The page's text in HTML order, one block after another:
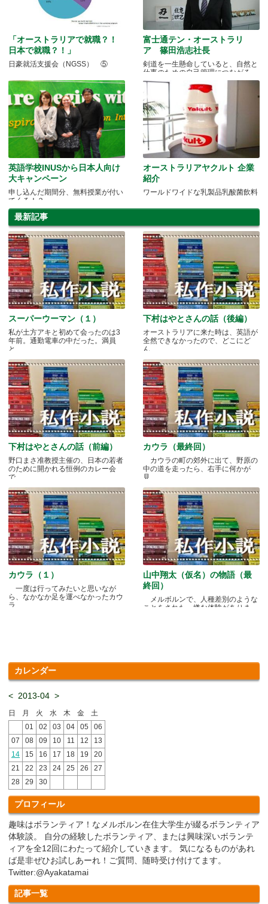
「オーストラリアで就職？！
日本で就職？！」
日豪就活支援会（NGSS） ⑤
富士通テン・オーストラリ
ア 篠田浩志社長
剣道を一生懸命していると、自然と
仕事のための自己管理につながる
英語学校INUSから日本人向け
大キャンペーン
申し込んだ期間分、無料授業が付い
てくる！？
オーストラリアヤクルト 企業
紹介
ワールドワイドな乳製品乳酸菌飲料
最新記事
スーパーウーマン（１）
私が土方アキと初めて会ったのは3
年前。通勤電車の中だった。満員
と.....
下村はやとさんの話（後編）
オーストラリアに来た時は、英語が
全然できなかったので、どこにど
ん.....
下村はやとさんの話（前編）
野口まさ准教授主催の、日本の若者
のために開かれる恒例のカレー会
で.....
カウラ（最終回）
カウラの町の郊外に出て、野原の
中の道を走ったら、右手に何かが
見.....
カウラ（１）
一度は行ってみたいと思いなが
ら、なかなか足を運べなかったカウ
ラ.....
山中翔太（仮名）の物語（最
終回）
メルボルンで、人種差別のような
ことをされた、嫌な体験がありま
カレンダー
< 2013-04 >
日 月 火 水 木 金
土
01
02 03 04 05
06
07
08 09 10 11 12
13
14
15 16 17 18 19
20
21
22 23 24 25 26
27
28
29 30
プロフィール
趣味はボランティア！なメルボルン在住大学生が綴るボランティア
体験談。 自分の経験したボランティア、または興味深いボランテ
ィアを全12回にわたって紹介していきます。 気になるものがあれ
ば是非ぜひお試しあーれ！ご質問、随時受け付けてます。
Twitter:@Ayakatamai
記事一覧